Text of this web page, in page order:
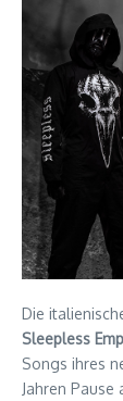
Die
Sleepless
Songs ihres
Jahren Pause